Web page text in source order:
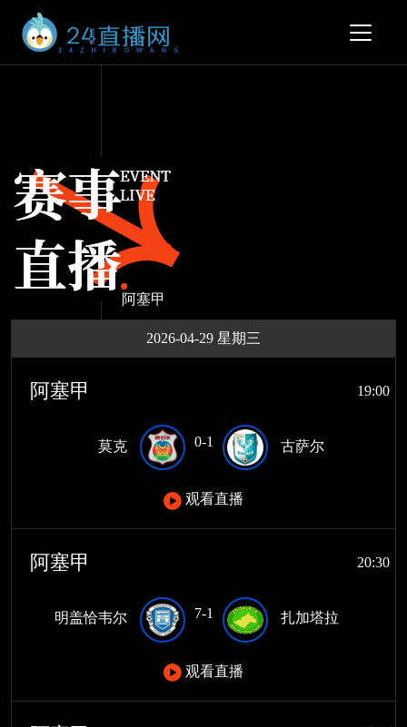
阿塞甲
2026-04-29 星期三
阿塞甲 19:00
莫克 0-1 古萨尔
观看直播
阿塞甲 20:30
明盖恰韦尔 7-1 扎加塔拉
观看直播